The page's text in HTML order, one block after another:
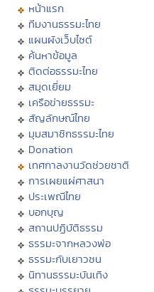
หน้าแรก
ทีมงานธรรมะไทย
แผนผังเว็บไซต์
ค้นหาข้อมูล
ติดต่อธรรมะไทย
สมุดเยี่ยม
เครือข่ายธรรมะ
สัญลักษณ์ไทย
มุมสมาชิกธรรมะไทย
Donation
เทศกาลงานวัดช่วยชาติ
การเผยแผ่ศาสนา
ประเพณีไทย
บอกบุญ
สถานปฏิบัติธรรม
ธรรมะจากหลวงพ่อ
ธรรมะกับเยาวชน
นิทานธรรมะบันเทิง